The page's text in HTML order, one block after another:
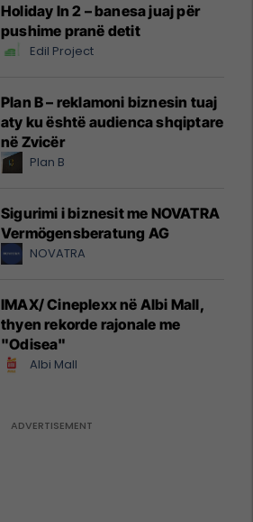
Holiday In 2 – banesa juaj për
pushime pranë detit
Edil Project
Plan B – reklamoni biznesin tuaj
aty ku është audienca shqiptare
në Zvicër
Plan B
Sigurimi i biznesit me NOVATRA
Vermögensberatung AG
NOVATRA
IMAX/ Cineplexx në Albi Mall,
thyen rekorde rajonale me
"Odisea"
Albi Mall